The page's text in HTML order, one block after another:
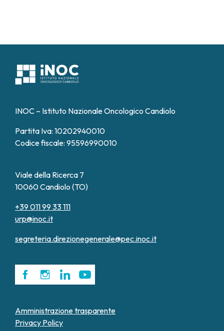
INOC – Istituto Nazionale Oncologico Candiolo
Partita Iva: 10202940010
Codice fiscale: 95596990010
Viale della Ricerca 7
10060 Candiolo (TO)
+39 011 99 33 111
urp@inoc.it
segreteria.direzionegenerale@pec.inoc.it
Amministrazione trasparente
Privacy Policy